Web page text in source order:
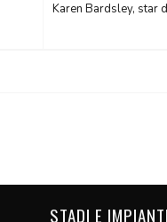
Karen Bardsley, star
STADI E IMPIANTI